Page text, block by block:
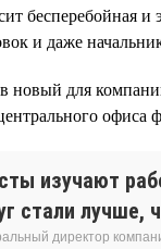
бесперебойная
и даже
новый для
изучают
стали лучше,
директор